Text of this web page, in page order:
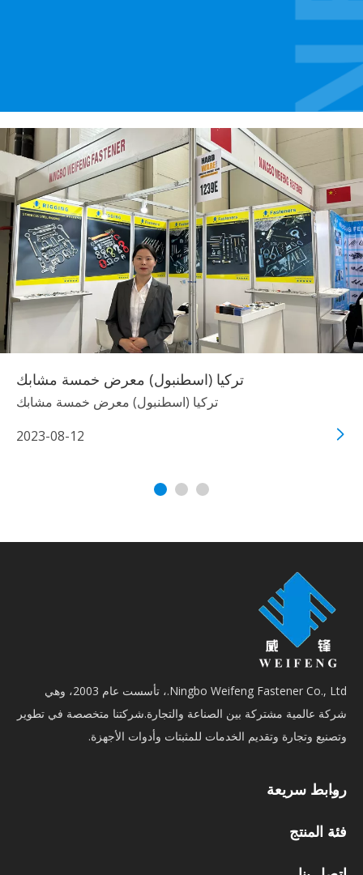
تركيا (اسطنبول) معرض خمسة مشابك
تركيا (اسطنبول) معرض خمسة مشابك
2023-08-12
Ningbo Weifeng Fastener Co., Ltd.، تأسست عام 2003، وهي
شركة عالمية مشتركة بين الصناعة والتجارة.شركتنا متخصصة في تطوير
وتصنيع وتجارة وتقديم الخدمات للمثبتات وأدوات الأجهزة.
روابط سريعة
فئة المنتج